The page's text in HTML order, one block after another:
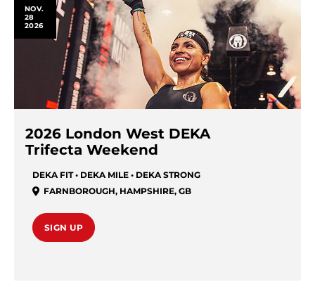
NOV.
28
2026
2026 London West DEKA
Trifecta Weekend
DEKA FIT • DEKA MILE • DEKA STRONG
FARNBOROUGH, HAMPSHIRE, GB
SIGN UP